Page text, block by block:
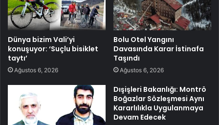
Dünya bizim Vali’yi
konuşuyor: ‘Suçlu bisiklet
taytı’
Ağustos 6, 2026
Bolu Otel Yangını
Davasında Karar İstinafa
Taşındı
Ağustos 6, 2026
Dışişleri Bakanlığı: Montrö
Boğazlar Sözleşmesi Aynı
Kararlılıkla Uygulanmaya
Devam Edecek